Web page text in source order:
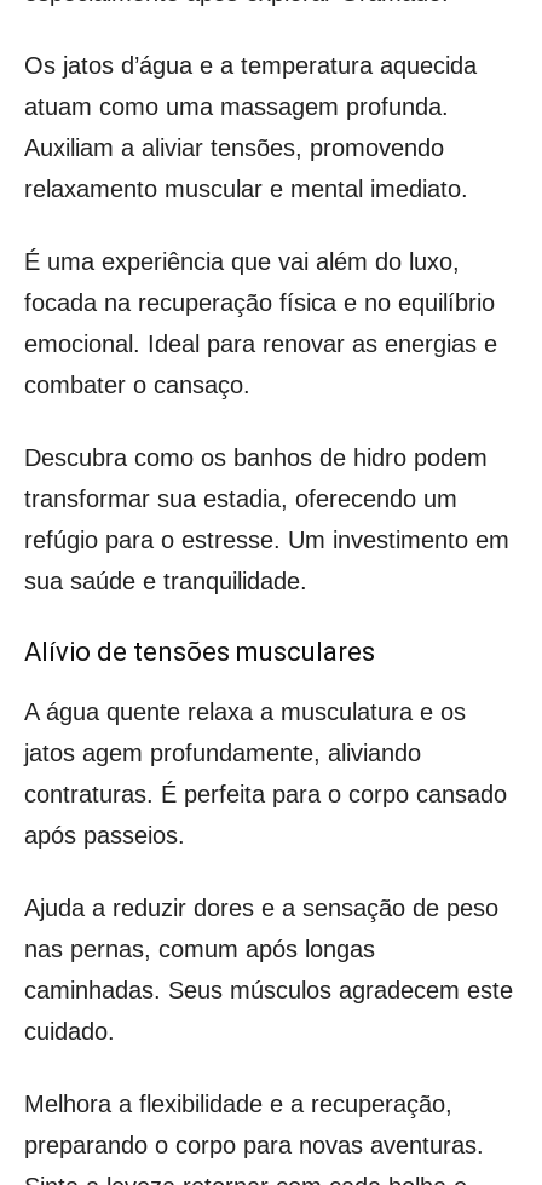
Os jatos d’água e a temperatura aquecida
atuam como uma massagem profunda.
Auxiliam a aliviar tensões, promovendo
relaxamento muscular e mental imediato.
É uma experiência que vai além do luxo,
focada na recuperação física e no equilíbrio
emocional. Ideal para renovar as energias e
combater o cansaço.
Descubra como os banhos de hidro podem
transformar sua estadia, oferecendo um
refúgio para o estresse. Um investimento em
sua saúde e tranquilidade.
Alívio de tensões musculares
A água quente relaxa a musculatura e os
jatos agem profundamente, aliviando
contraturas. É perfeita para o corpo cansado
após passeios.
Ajuda a reduzir dores e a sensação de peso
nas pernas, comum após longas
caminhadas. Seus músculos agradecem este
cuidado.
Melhora a flexibilidade e a recuperação,
preparando o corpo para novas aventuras.